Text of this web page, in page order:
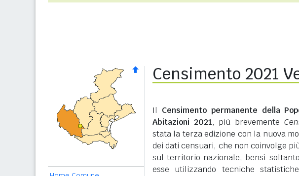
Censimento 2021
Il Censimento permanente della
Abitazioni 2021, più brevemente
stata la terza edizione con la nuova
dei dati censuari, che non coinvolge
sul territorio nazionale, bensì
esse utilizzando tecniche